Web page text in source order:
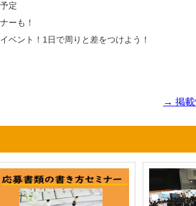
定
ーも！
ベント！1日で周りと差をつけよう！
→ 掲載